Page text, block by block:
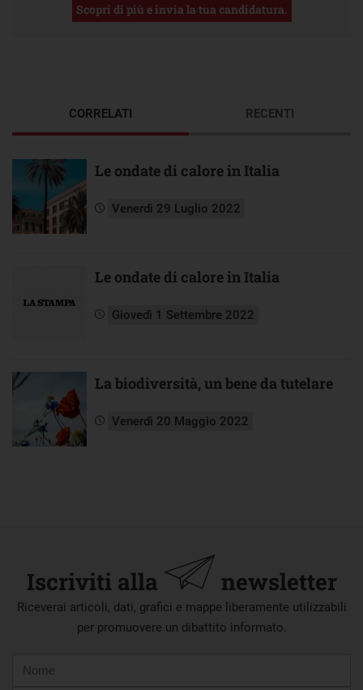
Scopri di più e invia la tua candidatura.
CORRELATI
Le ondate di calore in Italia
Venerdì 29 Luglio 2022
Le ondate di calore in Italia
Giovedì 1 Settembre 2022
La biodiversità, un bene da tutelare
Venerdì 20 Maggio 2022
RECENTI
Iscriviti alla newsletter
Riceverai articoli, dati, grafici e mappe liberamente utilizzabili
per promuovere un dibattito informato.
mail